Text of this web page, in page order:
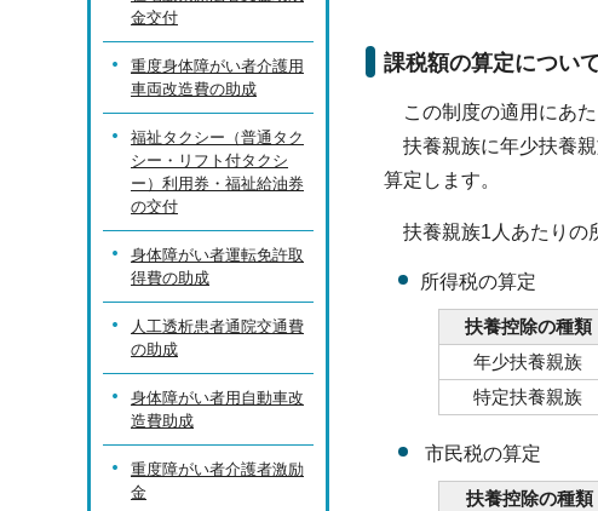
課税額の算定につい
この制度の適用にあた
扶養親族に年少扶養親
算定します。
扶養親族1人あたりの
所得税の算定
扶養控除の種類
年少扶養親族
特定扶養親族
市民税の算定
扶養控除の種類
金交付
重度身体障がい者介護用
車両改造費の助成
福祉タクシー（普通タク
シー・リフト付タクシ
ー）利用券・福祉給油券
の交付
身体障がい者運転免許取
得費の助成
人工透析患者通院交通費
の助成
身体障がい者用自動車改
造費助成
重度障がい者介護者激励
金